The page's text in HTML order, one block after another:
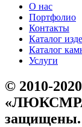
О нас
Портфолио
Контакты
Каталог
Каталог
Услуги
© 2010-
защищены.